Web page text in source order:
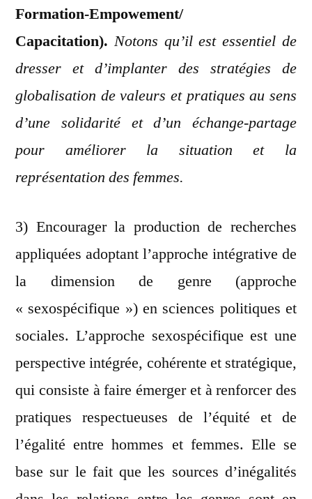
Formation-Empowement/
Capacitation). Notons qu’il est essentiel de
dresser et d’implanter des stratégies de
globalisation de valeurs et pratiques au sens
d’une solidarité et d’un échange-partage
pour améliorer la situation et la
représentation des femmes.
3) Encourager la production de recherches
appliquées adoptant l’approche intégrative de
la dimension de genre (approche
« sexospécifique ») en sciences politiques et
sociales. L’approche sexospécifique est une
perspective intégrée, cohérente et stratégique,
qui consiste à faire émerger et à renforcer des
pratiques respectueuses de l’équité et de
l’égalité entre hommes et femmes. Elle se
base sur le fait que les sources d’inégalités